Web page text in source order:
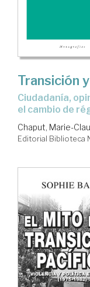
Transición
ciudadanía, opinión púbica y movilización social en
el cambio de
Chaput, Marie-
Editorial Biblioteca